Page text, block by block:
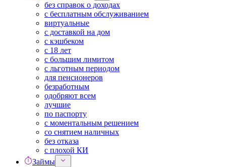
без справок о доходах
с бесплатным обслуживанием
виртуальные
с доставкой на дом
с кэшбеком
с 18 лет
с большим лимитом
с льготным периодом
для пенсионеров
безработным
одобряют всем
лучшие
по паспорту
с моментальным решением
со снятием наличных
без отказа
с плохой КИ
Займы